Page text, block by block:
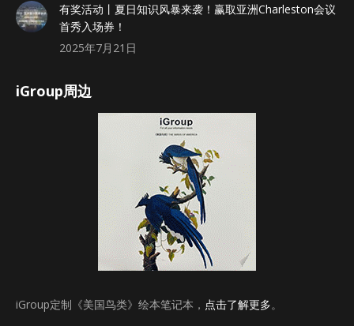
有奖活动丨夏日知识风暴来袭！赢取亚洲Charleston会议
首秀入场券！
2025年7月21日
iGroup周边
iGroup定制《美国鸟类》绘本笔记本， 点击了解更多。